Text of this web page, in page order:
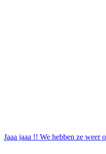
Jaaa jaaa !! We hebben ze weer